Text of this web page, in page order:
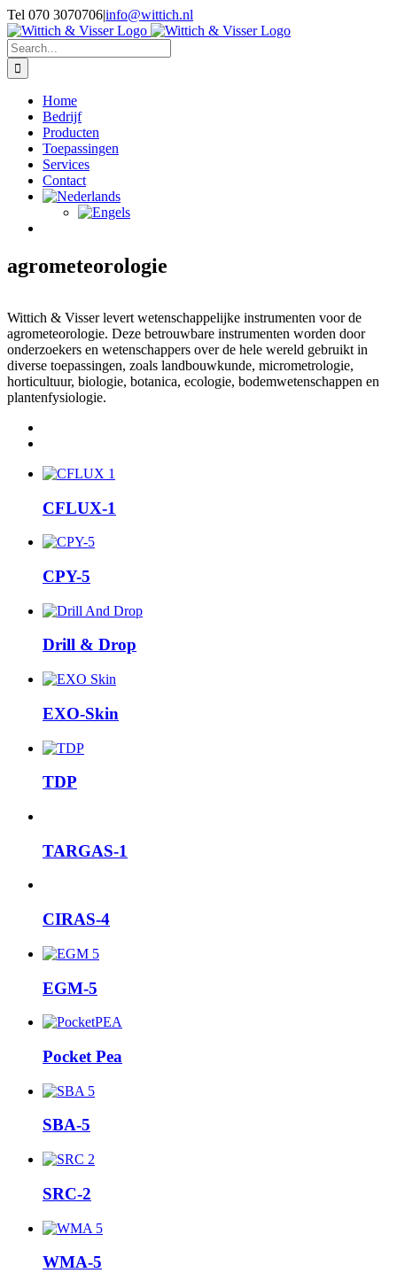
Skip
to
content
Tel 070 3070706|info@wittich.nl
Facebook
Twitter
YouTube
Search
for:
Home
Bedrijf
Producten
Toepassingen
Services
Contact
agrometeorologie
Wittich & Visser levert wetenschappelijke instrumenten voor de
agrometeorologie. Deze betrouwbare instrumenten worden door
onderzoekers en wetenschappers over de hele wereld gebruikt in
diverse toepassingen, zoals landbouwkunde, micrometrologie,
horticultuur, biologie, botanica, ecologie, bodemwetenschappen en
plantenfysiologie.
CFLUX-1
CPY-5
Drill & Drop
EXO-Skin
TDP
TARGAS-1
CIRAS-4
EGM-5
Pocket Pea
SBA-5
SRC-2
WMA-5